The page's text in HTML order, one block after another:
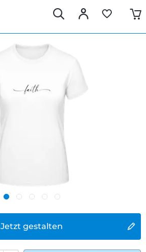
Jetzt gestalten